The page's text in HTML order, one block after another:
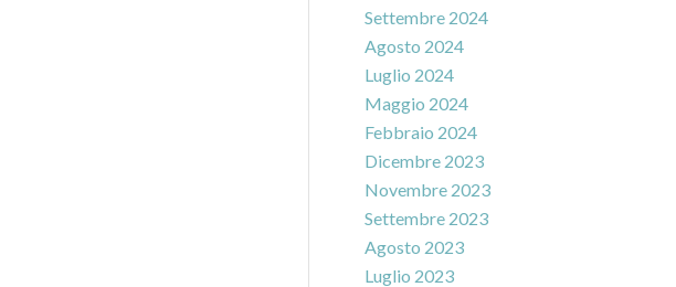
Settembre 2024
Agosto 2024
Luglio 2024
Maggio 2024
Febbraio 2024
Dicembre 2023
Novembre 2023
Settembre 2023
Agosto 2023
Luglio 2023